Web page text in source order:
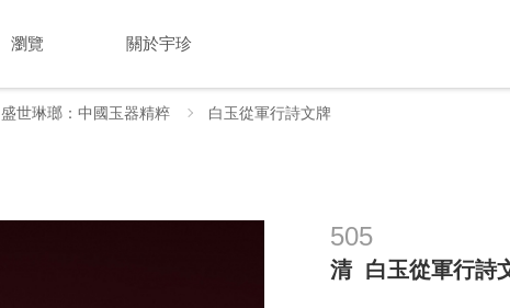
瀏覽 關於宇珍
盛世琳瑯：中國玉器精粹 白玉從軍行詩文牌
505
清 白玉從軍行詩